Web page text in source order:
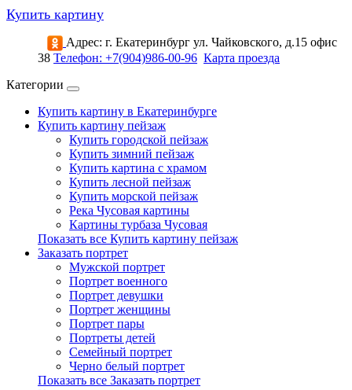
Купить картину
Адрес: г. Екатеринбург ул. Чайковского, д.15 офис
38 Телефон: +7(904)986-00-96 Карта проезда
Категории
Купить картину в Екатеринбурге
Купить картину пейзаж
Купить городской пейзаж
Купить зимний пейзаж
Купить картина с храмом
Купить лесной пейзаж
Купить морской пейзаж
Река Чусовая картины
Картины турбаза Чусовая
Показать все Купить картину пейзаж
Заказать портрет
Мужской портрет
Портрет военного
Портрет девушки
Портрет женщины
Портрет пары
Портреты детей
Семейный портрет
Черно белый портрет
Показать все Заказать портрет